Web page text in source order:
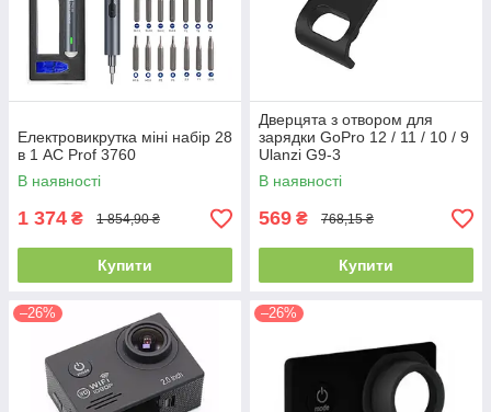
Електровикрутка міні набір 28
в 1 AC Prof 3760
В наявності
1 374 ₴ 1 854,90 ₴
Купити
Дверцята з отвором для
зарядки GoPro 12 / 11 / 10 / 9
Ulanzi G9-3
В наявності
569 ₴ 768,15 ₴
Купити
–26% –26%